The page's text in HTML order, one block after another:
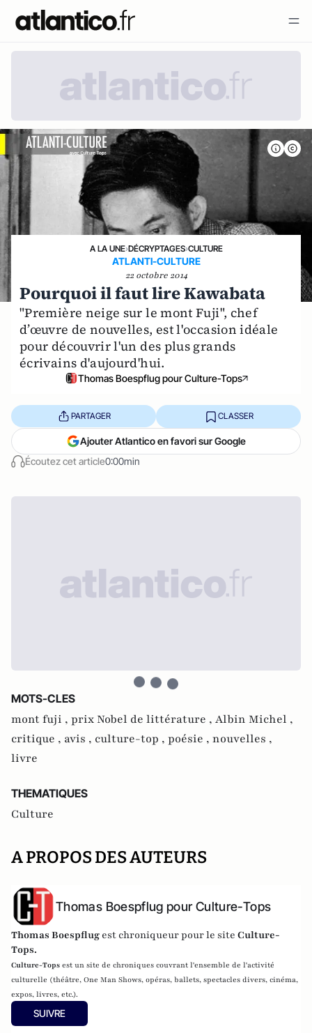
A LA UNE›DÉCRYPTAGES›CULTURE
ATLANTI-CULTURE
22 octobre 2014
Pourquoi il faut lire Kawabata
"Première neige sur le mont Fuji", chef
d’œuvre de nouvelles, est l'occasion idéale
pour découvrir l'un des plus grands
écrivains d'aujourd'hui.
Thomas Boespflug pour Culture-Tops
Écoutez cet article0:00min
PARTAGER CLASSER
Ajouter Atlantico en favori sur Google
MOTS-CLES
mont fuji , prix Nobel de littérature , Albin Michel ,
critique , avis , culture-top , poésie , nouvelles ,
livre
THEMATIQUES
Culture
A PROPOS DES AUTEURS
Thomas Boespflug pour Culture-Tops
Thomas Boespflug est chroniqueur pour le site Culture-
Tops.
Culture-Tops est un site de chroniques couvrant l'ensemble de l'activité
culturelle (théâtre, One Man Shows, opéras, ballets, spectacles divers, cinéma,
expos, livres, etc.).
SUIVRE